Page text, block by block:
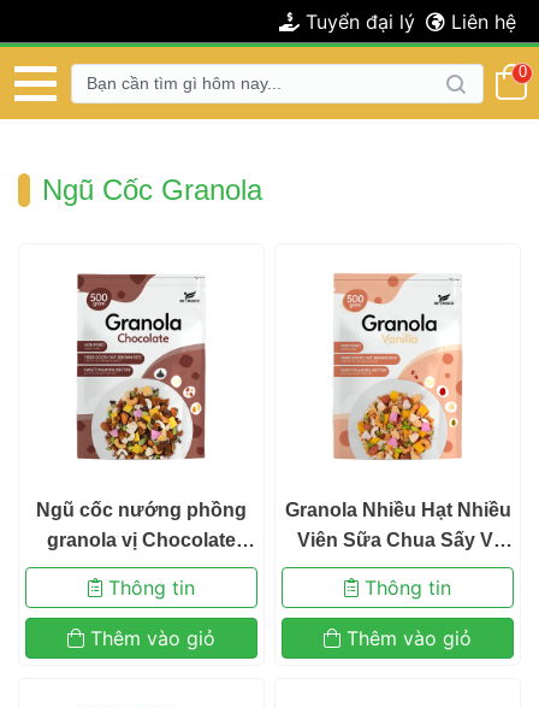
Liên hệ
Tuyển đại lý
0
Ngũ Cốc Granola
Ngũ cốc nướng phồng
granola vị Chocolate
380gr
Thông tin
Thêm vào giỏ
Granola Nhiều Hạt Nhiều
Viên Sữa Chua Sấy Vị
Vani Ngũ Cốc Ăn Kiêng
Befresco 380g
Thông tin
Thêm vào giỏ